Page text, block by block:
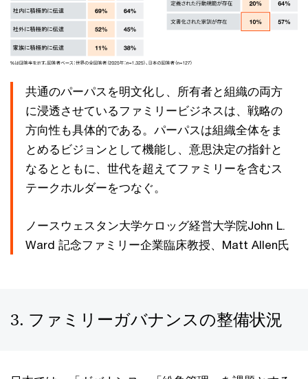
共通のパーパスを明文化し、所有者と組織の両方
に浸透させているファミリービジネスは、戦略の
方向性も具体的である。パーパスは組織全体をま
とめるビジョンとして機能し、意思決定の指針と
なるとともに、世代を超えてファミリーを含むス
テークホルダーをつなぐ。
ノースウェスタン大学ケロッグ経営大学院John L.
Ward 記念ファミリー企業臨床教授、Matt Allen氏
3. ファミリーガバナンスの整備状況